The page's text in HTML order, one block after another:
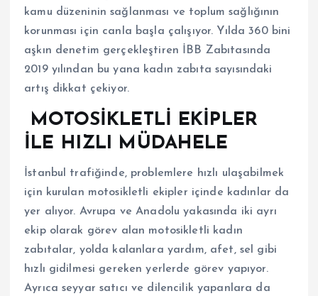
kamu düzeninin sağlanması ve toplum sağlığının
korunması için canla başla çalışıyor. Yılda 360 bini
aşkın denetim gerçekleştiren İBB Zabıtasında
2019 yılından bu yana kadın zabıta sayısındaki
artış dikkat çekiyor.
MOTOSİKLETLİ EKİPLER
İLE HIZLI MÜDAHELE
İstanbul trafiğinde, problemlere hızlı ulaşabilmek
için kurulan motosikletli ekipler içinde kadınlar da
yer alıyor. Avrupa ve Anadolu yakasında iki ayrı
ekip olarak görev alan motosikletli kadın
zabıtalar, yolda kalanlara yardım, afet, sel gibi
hızlı gidilmesi gereken yerlerde görev yapıyor.
Ayrıca seyyar satıcı ve dilencilik yapanlara da